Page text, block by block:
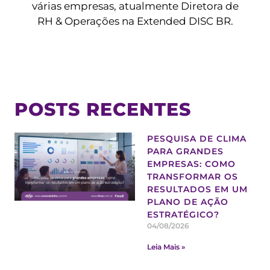
várias empresas, atualmente Diretora de
RH & Operações na Extended DISC BR.
POSTS RECENTES
PESQUISA DE CLIMA
PARA GRANDES
EMPRESAS: COMO
TRANSFORMAR OS
RESULTADOS EM UM
PLANO DE AÇÃO
ESTRATÉGICO?
04/08/2026
Leia Mais »